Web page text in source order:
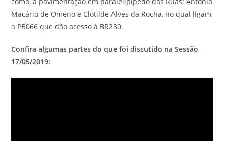
Macário de Omeno e Clotilde Alves da Rocha, no qual ligam
a PB066 que dão acesso à BR230.
Confira algumas partes do que foi discutido na Sessão
17/05/2019: